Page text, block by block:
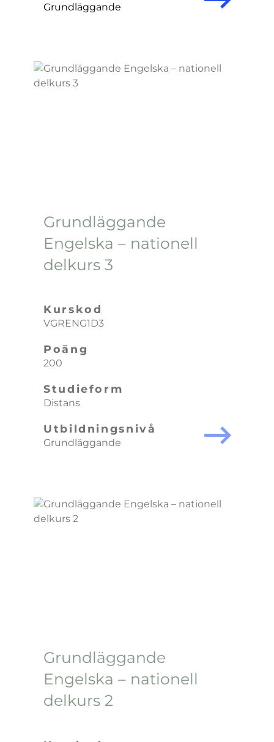
Grundläggande
Grundläggande
Engelska – nationell
delkurs 3
Kurskod
VGRENG1D3
Poäng
200
Studieform
Distans
Utbildningsnivå
Grundläggande
Grundläggande
Engelska – nationell
delkurs 2